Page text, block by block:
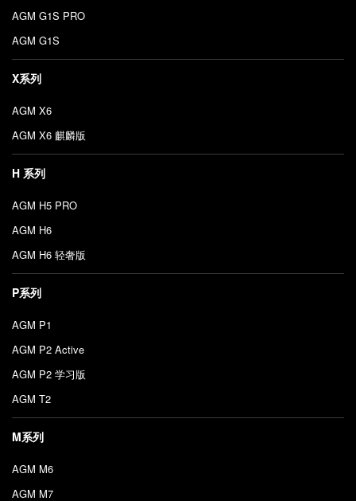
AGM G1S PRO
AGM G1S
X系列
AGM X6
AGM X6 麒麟版
H 系列
AGM H5 PRO
AGM H6
AGM H6 轻奢版
P系列
AGM P1
AGM P2 Active
AGM P2 学习版
AGM T2
M系列
AGM M6
AGM M7